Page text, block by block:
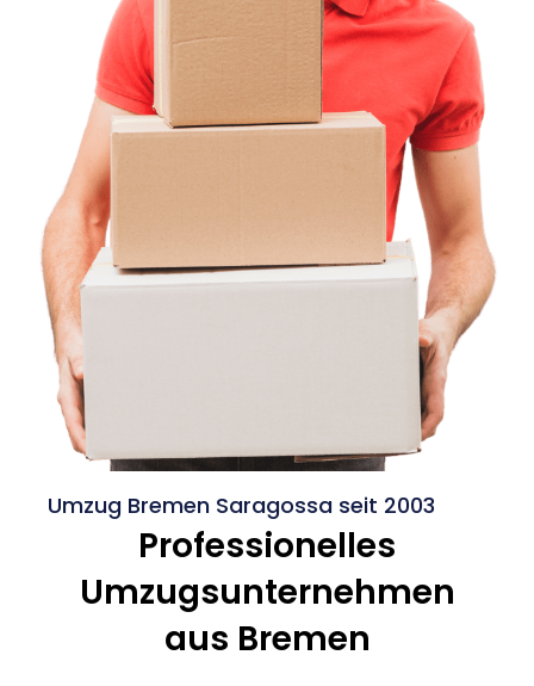
Umzug Bremen Saragossa seit 2003
Professionelles
Umzugsunternehmen
aus Bremen